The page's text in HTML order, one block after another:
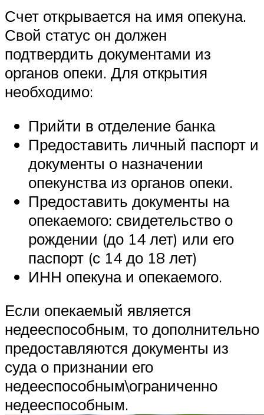
Счет открывается на имя опекуна.
Свой статус он должен
подтвердить документами из
органов опеки. Для открытия
необходимо:
Прийти в отделение банка
Предоставить личный паспорт и
документы о назначении
опекунства из органов опеки.
Предоставить документы на
опекаемого: свидетельство о
рождении (до 14 лет) или его
паспорт (с 14 до 18 лет)
ИНН опекуна и опекаемого.
Если опекаемый является
недееспособным, то дополнительно
предоставляются документы из
суда о признании его
недееспособным\ограниченно
недееспособным.